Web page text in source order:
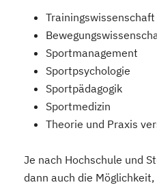
Trainingswissenschaft
Sportmanagement
Sportpsychologie
Sportpädagogik
Sportmedizin
Theorie und Praxis
Je nach Hochschule und
dann auch die